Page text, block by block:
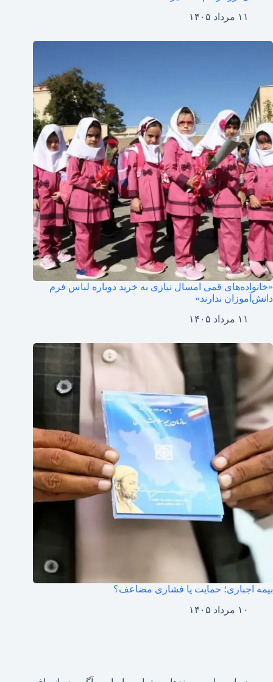
۱۱ مرداد ۱۴۰۵
«خانواده‌های قمی امسال نیازی به خرید دوباره لباس فرم
دانش‌آموزان ندارند»
۱۱ مرداد ۱۴۰۵
بیمه اجباری؛ حمایت یا فشاری مضاعف؟
۱۰ مرداد ۱۴۰۵